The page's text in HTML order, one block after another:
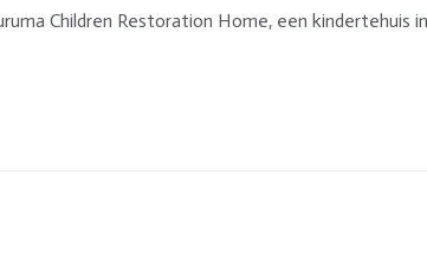
Children Restoration Home, een kindertehuis